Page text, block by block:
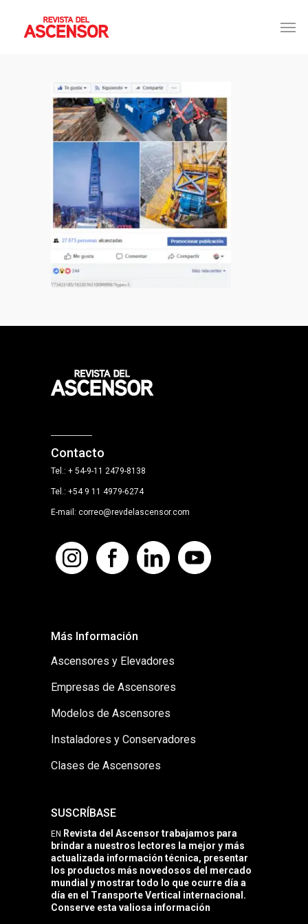
Contacto
Tel.: + 54-9-11 2479-8138
Tel.: +54 9 11 4979-6274
E-mail: correo@revdelascensor.com
Más Información
Ascensores y Elevadores
Empresas de Ascensores
Modelos de Ascensores
Instaladores y Conservadores
Clases de Ascensores
SUSCRÍBASE
EN Revista del Ascensor trabajamos para
brindar a nuestros lectores la mejor y más
actualizada información técnica, presentar
los productos más novedosos del mercado
mundial y mostrar todo lo que ocurre día a
día en el Transporte Vertical internacional.
Conserve esta valiosa información